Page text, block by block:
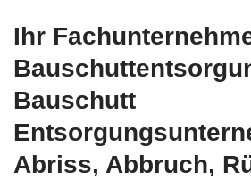
Ihr
Bauschutt
Abriss, Abbruch,